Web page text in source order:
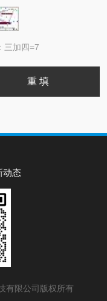
三加四=7
动态
有限公司版权所有